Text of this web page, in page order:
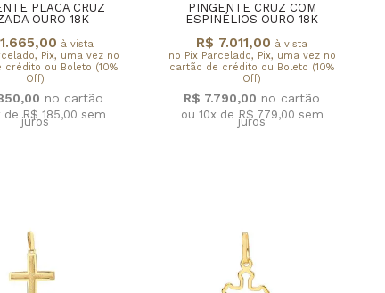
PLACA CRUZ
OURO 18K
à vista
Pix, uma vez no
crédito ou Boleto (10%
Off)
de R$ 185,00 sem
juros
PINGENTE CRUZ COM
ESPINÉLIOS OURO 18K
R$ 7.011,00 à vista
no Pix Parcelado, Pix, uma vez no
cartão de crédito ou Boleto (10%
Off)
R$ 7.790,00
ou 10x de R$ 779,00 sem
juros